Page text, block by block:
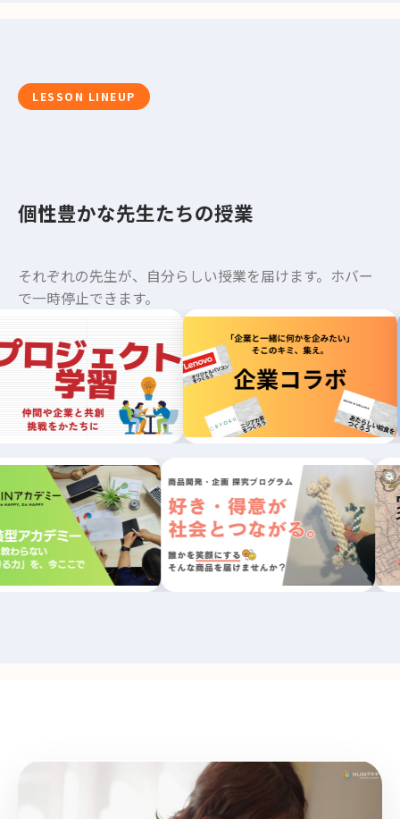
LESSON LINEUP
個性豊かな先生たちの授業
それぞれの先生が、自分らしい授業を届けます。ホバー
で一時停止できます。